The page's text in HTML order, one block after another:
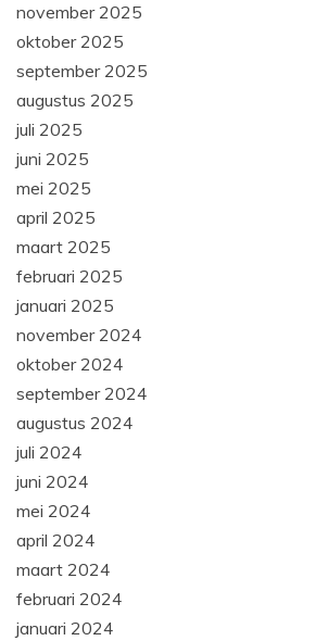
november 2025
oktober 2025
september 2025
augustus 2025
juli 2025
juni 2025
mei 2025
april 2025
maart 2025
februari 2025
januari 2025
november 2024
oktober 2024
september 2024
augustus 2024
juli 2024
juni 2024
mei 2024
april 2024
maart 2024
februari 2024
januari 2024